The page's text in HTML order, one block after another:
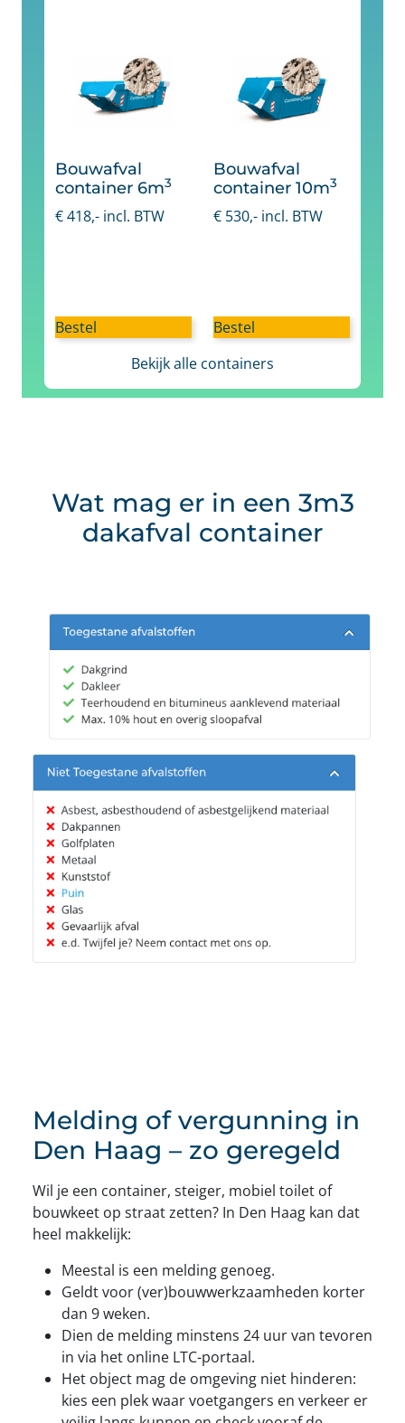
Bouwafval
container 6m3
€418,- incl. BTW
Bestel
Bouwafval
container 10m3
€ 530,- incl. BTW
Bestel
Bekijk alle containers
Wat mag er in een 3m3
dakafval container
Melding of vergunning in
Den Haag – zo geregeld
Wil je een container, steiger, mobiel toilet of
bouwkeet op straat zetten? In Den Haag kan dat
heel makkelijk:
Meestal is een melding genoeg.
Geldt voor (ver)bouwwerkzaamheden korter
dan 9 weken.
Dien de melding minstens 24 uur van tevoren
in via het online LTC-portaal.
Het object mag de omgeving niet hinderen:
kies een plek waar voetgangers en verkeer er